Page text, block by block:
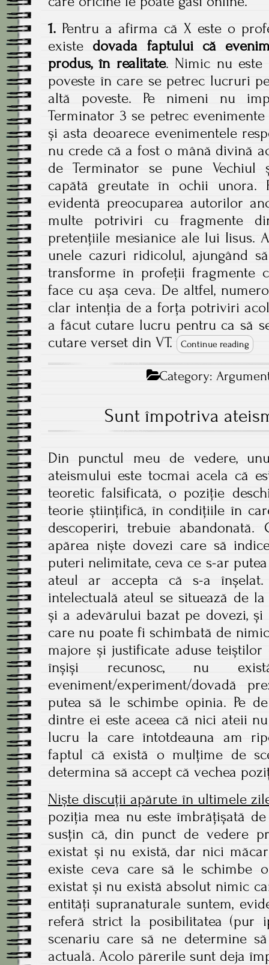
1. Pentru a afirma că X este o
existe dovada faptului că
produs, în realitate. Nimic nu
poveste în care se petrec lucruri
altă poveste. Pe nimeni nu
Terminator 3 se petrec
și asta deoarece evenimentele
nu crede că a fost o mână divină
de Terminator se pune Vechiul
capătă greutate în ochii unora.
evidentă preocuparea autorilor
multe potriviri cu fragmente
pretențiile mesianice ale lui Iisus.
unele cazuri ridicolul, ajungând
transforme în profeții fragmente
face cu așa ceva. De altfel,
clar intenția de a forța potriviri
a făcut cutare lucru pentru ca să
cutare verset din VT.
Continue reading
Category:
Sunt împotriva
Din punctul meu de vedere,
ateismului este tocmai acela că
teoretic falsificată, o poziție
teorie științifică, în condițiile în
descoperiri, trebuie
apărea niște dovezi care să
puteri nelimitate, ceva ce s-ar
ateul ar accepta că s-a înșelat.
intelectuală ateul se situează de
și a adevărului bazat pe dovezi,
care nu poate fi schimbată de
majore și justificate aduse teiștilor
înșiși recunosc, nu
eveniment/experiment/dovadă
putea să le schimbe opinia. Pe
dintre ei este aceea că nici ateii
lucru la care întotdeauna am
faptul că există o mulțime de
determina să accept că vechea
Niște discuții apărute în ultimele
poziția mea nu este îmbrățișată
susțin că, din punct de vedere
existat și nu există, dar nici
existe ceva care să le schimbe
existat și nu există absolut nimic
entități supranaturale suntem,
referă strict la posibilitatea (pur
scenariu care să ne determine
actuală. Acolo părerile sunt deja